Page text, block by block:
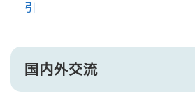
引
国内外交流